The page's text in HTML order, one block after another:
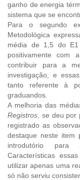
ganho de energia
sistema que se
Para o segundo
Metodológica
média de 1,5 do
positivamente com
contribuir para a
investigação, e
tanto referente à
graduandos.
A melhoria das
Registros , se deu
registrado as
destaque neste
introdutório
Características
utilizar apenas uma
só não serviu